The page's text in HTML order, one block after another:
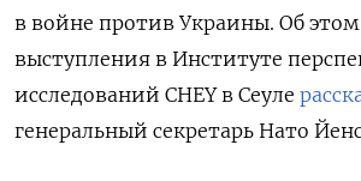
в войне против Украины. Об этом
выступления в Институте
исследований CHEY в Сеуле
генеральный секретарь Нато